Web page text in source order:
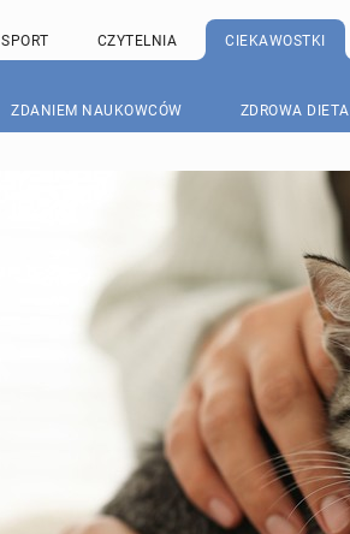
SPORT CZYTELNIA CIEKAWOSTKI
ZDANIEM NAUKOWCÓW ZDROWA DIETA